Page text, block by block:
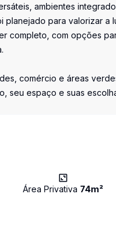
ambientes
planejado para valorizar
completo, com opções
comércio e áreas
seu espaço e suas
Área Privativa 74m²